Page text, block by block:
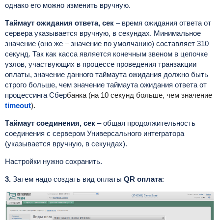
однако его можно изменить вручную.
Таймаут ожидания ответа, сек– время ожидания ответа от
сервера указывается вручную, в секундах. Минимальное
значение (оно же – значение по умолчанию) составляет 310
секунд. Так как касса является конечным звеном в цепочке
узлов, участвующих в процессе проведения транзакции
оплаты, значение данного таймаута ожидания должно быть
строго больше, чем значение таймаута ожидания ответа от
процессингаСбербанка (на 10 секунд больше, чем значение
timeout).
Таймаут соединения, сек– общая продолжительность
соединения с сервером Универсального интегратора
(указывается вручную, в секундах).
Настройки нужно сохранить.
3. Затем надо создать вид оплаты QR оплата: